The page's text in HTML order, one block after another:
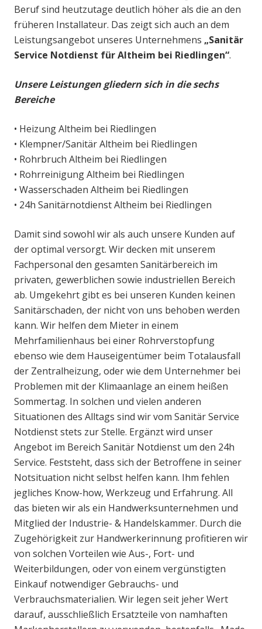
Beruf sind heutzutage deutlich höher als die an den
früheren Installateur. Das zeigt sich auch an dem
Leistungsangebot unseres Unternehmens „Sanitär
Service Notdienst für Altheim bei Riedlingen“.
Unsere Leistungen gliedern sich in die sechs
Bereiche
• Heizung Altheim bei Riedlingen
• Klempner/Sanitär Altheim bei Riedlingen
• Rohrbruch Altheim bei Riedlingen
• Rohrreinigung Altheim bei Riedlingen
• Wasserschaden Altheim bei Riedlingen
• 24h Sanitärnotdienst Altheim bei Riedlingen
Damit sind sowohl wir als auch unsere Kunden auf
der optimal versorgt. Wir decken mit unserem
Fachpersonal den gesamten Sanitärbereich im
privaten, gewerblichen sowie industriellen Bereich
ab. Umgekehrt gibt es bei unseren Kunden keinen
Sanitärschaden, der nicht von uns behoben werden
kann. Wir helfen dem Mieter in einem
Mehrfamilienhaus bei einer Rohrverstopfung
ebenso wie dem Hauseigentümer beim Totalausfall
der Zentralheizung, oder wie dem Unternehmer bei
Problemen mit der Klimaanlage an einem heißen
Sommertag. In solchen und vielen anderen
Situationen des Alltags sind wir vom Sanitär Service
Notdienst stets zur Stelle. Ergänzt wird unser
Angebot im Bereich Sanitär Notdienst um den 24h
Service. Feststeht, dass sich der Betroffene in seiner
Notsituation nicht selbst helfen kann. Ihm fehlen
jegliches Know-how, Werkzeug und Erfahrung. All
das bieten wir als ein Handwerksunternehmen und
Mitglied der Industrie- & Handelskammer. Durch die
Zugehörigkeit zur Handwerkerinnung profitieren wir
von solchen Vorteilen wie Aus-, Fort- und
Weiterbildungen, oder von einem vergünstigten
Einkauf notwendiger Gebrauchs- und
Verbrauchsmaterialien. Wir legen seit jeher Wert
darauf, ausschließlich Ersatzteile von namhaften